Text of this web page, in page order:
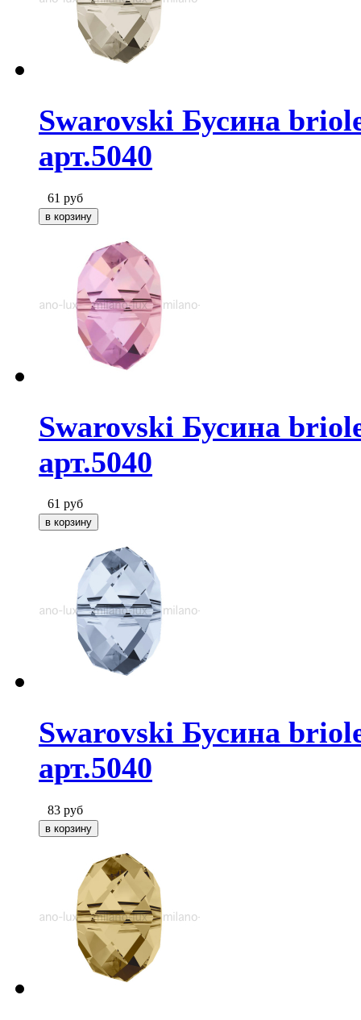
Swarovski Бусина
арт.5040
61 руб
Swarovski Бусина
арт.5040
61 руб
Swarovski Бусина
арт.5040
83 руб